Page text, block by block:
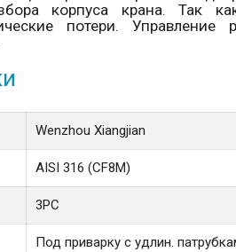
корпуса крана. Так
потери.
Wenzhou Xiangjian
AISI 316 (CF8M)
3PC
Под приварку с удлин.